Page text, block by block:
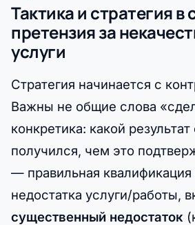
Тактика и стратегия в
претензия за
услуги
Стратегия начинается с
Важны не общие слова
конкретика: какой
получился, чем это
— правильная
недостатка услуги/работы,
существенный недостаток